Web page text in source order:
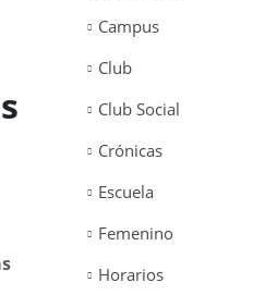
Campus
Club
Club Social
Crónicas
Escuela
Femenino
Horarios